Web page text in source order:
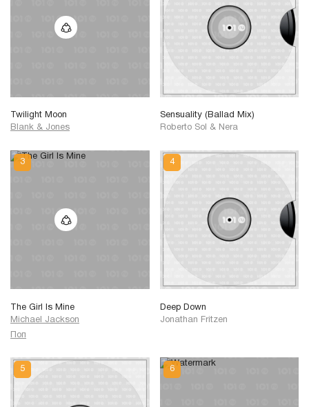
Twilight Moon
Blank & Jones
Sensuality (Ballad Mix)
Roberto Sol & Nera
The Girl Is Mine
Michael Jackson
Поп
Deep Down
Jonathan Fritzen